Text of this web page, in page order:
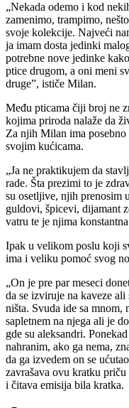
„Nekada odemo i kod
zamenimo, trampimo,
svoje kolekcije. Najveći
ja imam dosta jedinki
potrebne nove jedinke
ptice drugom, a oni meni
druge”, ističe Milan.
Među pticama čiji broj ne
kojima priroda nalaže da
Za njih Milan ima
svojim kućicama.
„Ja ne praktikujem da
rade. Šta prezimi to je
su osetljive, njih prenosim
guldovi, špicevi, dijamant
vatru te je njima
Ipak u velikom poslu koji
ima i veliku pomoć svog
„On je pre par meseci
da se izviruje na kaveze
ništa. Svuda ide sa mnom,
sapletnem na njega ali je
gde su aleksandri.
nahranim, ako ga nema,
da ga izvedem on se
zavrašava ovu kratku
i čitava emisija bila kratka.